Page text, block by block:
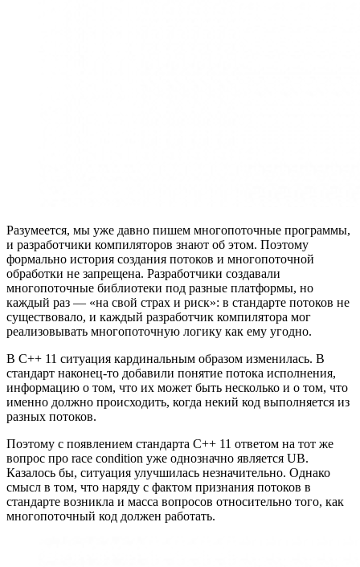
Разумеется, мы уже давно пишем многопоточные программы,
и разработчики компиляторов знают об этом. Поэтому
формально история создания потоков и многопоточной
обработки не запрещена. Разработчики создавали
многопоточные библиотеки под разные платформы, но
каждый раз — «на свой страх и риск»: в стандарте потоков не
существовало, и каждый разработчик компилятора мог
реализовывать многопоточную логику как ему угодно.
В C++ 11 ситуация кардинальным образом изменилась. В
стандарт наконец-то добавили понятие потока исполнения,
информацию о том, что их может быть несколько и о том, что
именно должно происходить, когда некий код выполняется из
разных потоков.
Поэтому с появлением стандарта C++ 11 ответом на тот же
вопрос про race condition уже однозначно является UB.
Казалось бы, ситуация улучшилась незначительно. Однако
смысл в том, что наряду с фактом признания потоков в
стандарте возникла и масса вопросов относительно того, как
многопоточный код должен работать.